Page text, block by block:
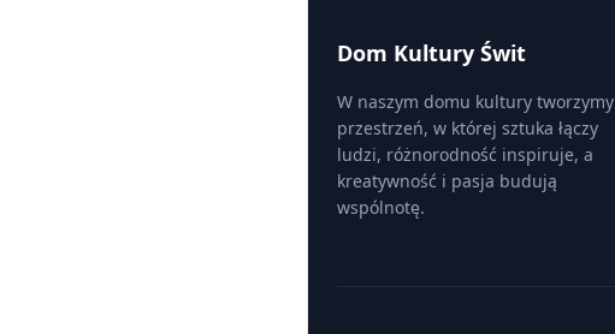
Dom Kultury Świt
W naszym domu kultury tworzymy
przestrzeń, w której sztuka łączy
ludzi, różnorodność inspiruje, a
kreatywność i pasja budują
wspólnotę.